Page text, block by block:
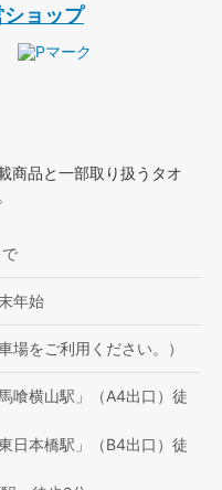
ョップ
商品と一部取り扱うタオ
年始
場をご利用ください。）
喰横山駅」（A4出口）徒
日本橋駅」（B4出口）徒